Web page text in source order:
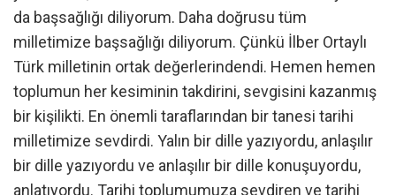
da başsağlığı diliyorum. Daha doğrusu tüm
milletimize başsağlığı diliyorum. Çünkü İlber Ortaylı
Türk milletinin ortak değerlerindendi. Hemen hemen
toplumun her kesiminin takdirini, sevgisini kazanmış
bir kişilikti. En önemli taraflarından bir tanesi tarihi
milletimize sevdirdi. Yalın bir dille yazıyordu, anlaşılır
bir dille yazıyordu ve anlaşılır bir dille konuşuyordu,
anlatıyordu. Tarihi toplumumuza sevdiren ve tarihi